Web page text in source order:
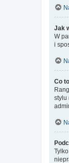
Jak
W
i
Co
stylu